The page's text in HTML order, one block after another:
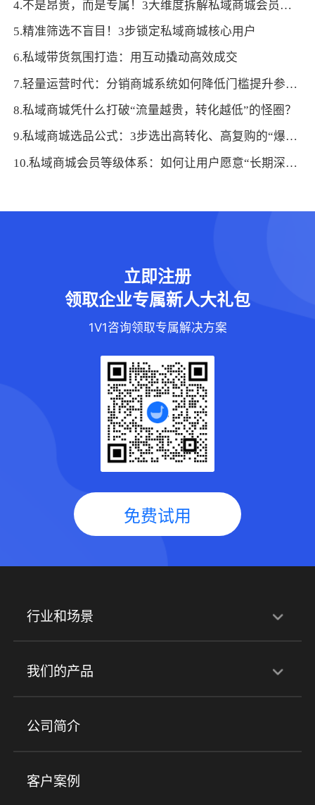
4.不是昂贵，而是专属！3大维度拆解私域商城会员权益设计逻辑
5.精准筛选不盲目！3步锁定私域商城核心用户
6.私域带货氛围打造：用互动撬动高效成交
7.轻量运营时代：分销商城系统如何降低门槛提升参与度
8.私域商城凭什么打破“流量越贵，转化越低”的怪圈？
9.私域商城选品公式：3步选出高转化、高复购的“爆款组合”
10.私域商城会员等级体系：如何让用户愿意“长期深耕”？
立即注册
领取企业专属新人大礼包
1V1咨询领取专属解决方案
免费试用
行业和场景
行业解决方案
培训机构 职业技能培训 兴趣培训
金融行业
我们的产品
产品
小程序商城 ERP 企微SCRM
社群圈子
公司简介
客户案例